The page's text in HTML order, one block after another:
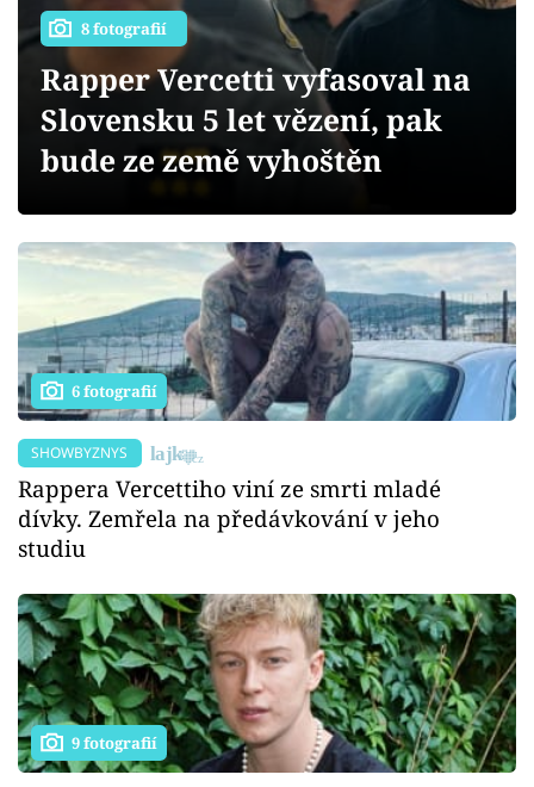
Videa
Sledujte prima+
8 fotografií
Rapper Vercetti vyfasoval na
Slovensku 5 let vězení, pak
bude ze země vyhoštěn
6 fotografií
SHOWBYZNYS
Rappera Vercettiho viní ze smrti mladé
dívky. Zemřela na předávkování v jeho
studiu
9 fotografií